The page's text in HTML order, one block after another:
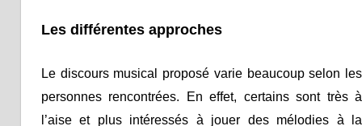
Les différentes approches
Le discours musical proposé varie beaucoup selon les
personnes rencontrées. En effet, certains sont très à
l’aise et plus intéressés à jouer des mélodies à la